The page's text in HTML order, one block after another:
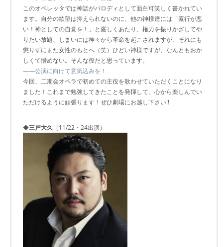
このオペレッタでは神話がパロディとして面白可笑しく書かれてい
ます。自分の欲望は抑えられないのに、他の神様達には「素行が悪
い！神としての自覚を！」と厳しくあたり、権力を振りかざしてや
りたい放題、しまいには神々から革命を起こされますが、それにも
懲りずにまた女性のもとへ（笑）ひどい神様ですが、なんともおか
しくて憎めない。そんな役だと思っています。
――公演に向けて意気込みを！
今回、二期会オペラで初めての主役を歌わせていただくことになり
ました！これまで勉強してきたことを発揮して、心から楽しんでい
ただけるように頑張ります！ぜひ劇場にお越し下さい!!
◆三戸大久 （11/22・24出演）